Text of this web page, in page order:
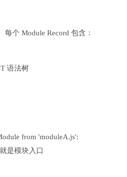
每个 Module Record 包含：
语法树
from 'moduleA.js':
是模块入口